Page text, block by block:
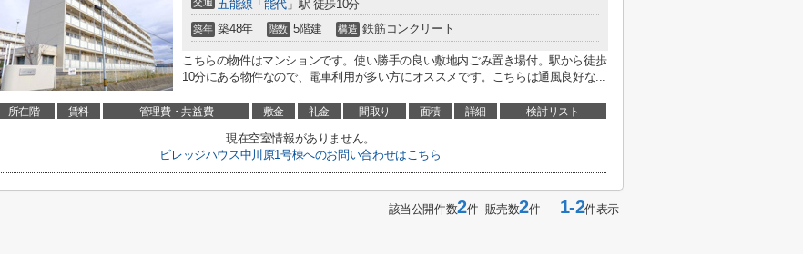
五能線 「 能代 」駅 徒歩10分
築年 築48年 階数 5階建 構造 鉄筋コンクリート
こちらの物件はマンションです。使い勝手の良い敷地内ごみ置き場付。駅から徒歩
10分にある物件なので、電車利用が多い方にオススメです。こちらは通風良好な...
所在階 賃料 管理費・共益費 敷金 礼金 間取り 面積 詳細 検討リスト
現在空室情報がありません。
ビレッジハウス中川原1号棟へのお問い合わせはこちら
該当公開件数2件 販売数2件1-2件表示